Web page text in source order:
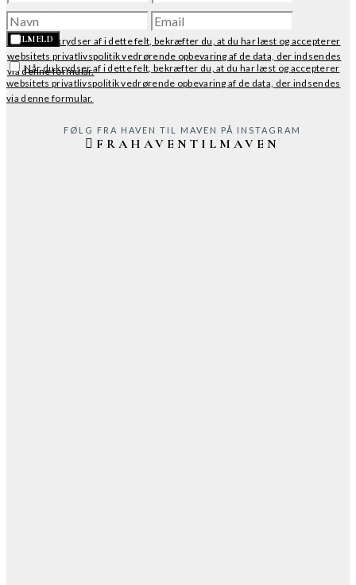
TILMELD
Når du krydser af i dette felt, bekræfter du, at du har læst og accepterer
websitets privatlivspolitik vedrørende opbevaring af de data, der indsendes
via denne formular.
TILMELD
Når du krydser af i dette felt, bekræfter du, at du har læst og accepterer
websitets privatlivspolitik vedrørende opbevaring af de data, der indsendes
via denne formular.
FRAHAVENTILMAVEN
FØLG FRA HAVEN TIL MAVEN PÅ INSTAGRAM